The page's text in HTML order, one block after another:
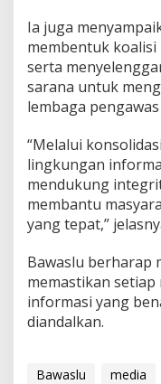
Ia juga
membentuk
serta
sarana untuk
lembaga
“Melalui
lingkungan
mendukung
membantu
yang tepat,”
Bawaslu berharap
memastikan
informasi yang
diandalkan.
Bawaslu media